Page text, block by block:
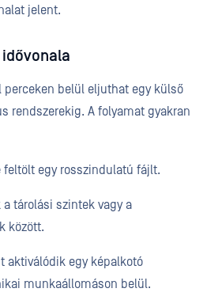
jelent.
perceken belül eljuthat egy külső
rendszerekig. A folyamat gyakran
feltölt egy rosszindulatú fájlt.
tárolási szintek vagy a
között.
aktiválódik egy képalkotó
munkaállomáson belül.